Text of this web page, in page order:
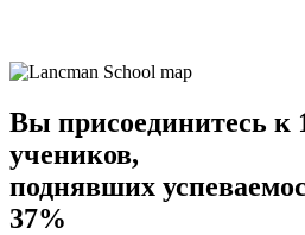
Вы присоединитесь к
учеников,
поднявших
37%